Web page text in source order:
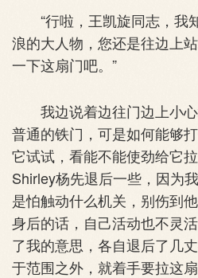
“行啦，王凯旋同志，我
浪的大人物，您还是往边上
一下这扇门吧。”
我边说着边往门边上小心
普通的铁门，可是如何能够
它试试，看能不能使劲给它
Shirley杨先退后一些，因为
是怕触动什么机关，别伤到
身后的话，自己活动也不灵
了我的意思，各自退后了几
于范围之外，就着手要拉这扇